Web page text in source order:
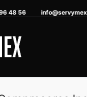
48 56